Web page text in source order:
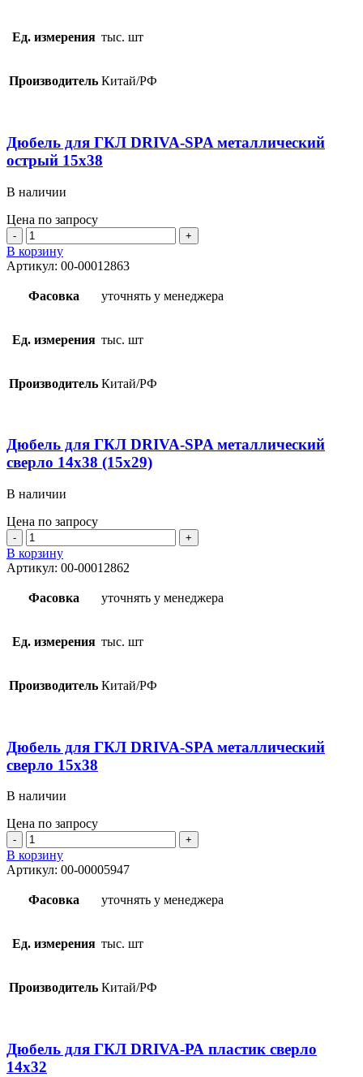
металлический
острый
(15х29)
Ед. измерения тыс. шт
Производитель Китай/РФ
Дюбель для ГКЛ DRIVA-SPA металлический
острый 15х38
В наличии
Цена по запросу
Количество
товара
Дюбель
для
ГКЛ
металлический
острый
В корзину
Артикул: 00-00012863
Фасовка уточнять у менеджера
Ед. измерения тыс. шт
Производитель Китай/РФ
Дюбель для ГКЛ DRIVA-SPA металлический
сверло 14х38 (15х29)
В наличии
Цена по запросу
Количество
товара
Дюбель
для
ГКЛ
металлический
сверло
(15х29)
В корзину
Артикул: 00-00012862
Фасовка уточнять у менеджера
Ед. измерения тыс. шт
Производитель Китай/РФ
Дюбель для ГКЛ DRIVA-SPA металлический
сверло 15х38
В наличии
Цена по запросу
Количество
товара
Дюбель
для
ГКЛ
металлический
сверло
В корзину
Артикул: 00-00005947
Фасовка уточнять у менеджера
Ед. измерения тыс. шт
Производитель Китай/РФ
Дюбель для ГКЛ DRIVA-РА пластик сверло
14х32